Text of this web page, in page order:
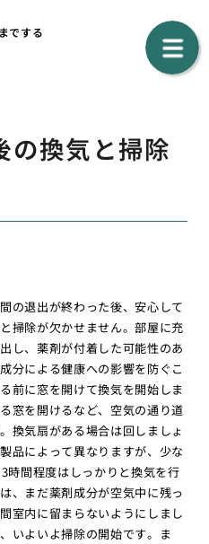
でする
の換気と掃除
の退出が終わった後、安心して
掃除が欠かせません。部屋に充
し、薬剤が付着した可能性のあ
分による健康への影響を防ぐこ
前に窓を開けて換気を開始しま
窓を開けるなど、空気の通り道
換気扇がある場合は回しましょ
品によって異なりますが、少な
時間程度はしっかりと換気を行
、まだ薬剤成分が空気中に残っ
室内に留まらないようにしまし
いよいよ掃除の開始です。ま